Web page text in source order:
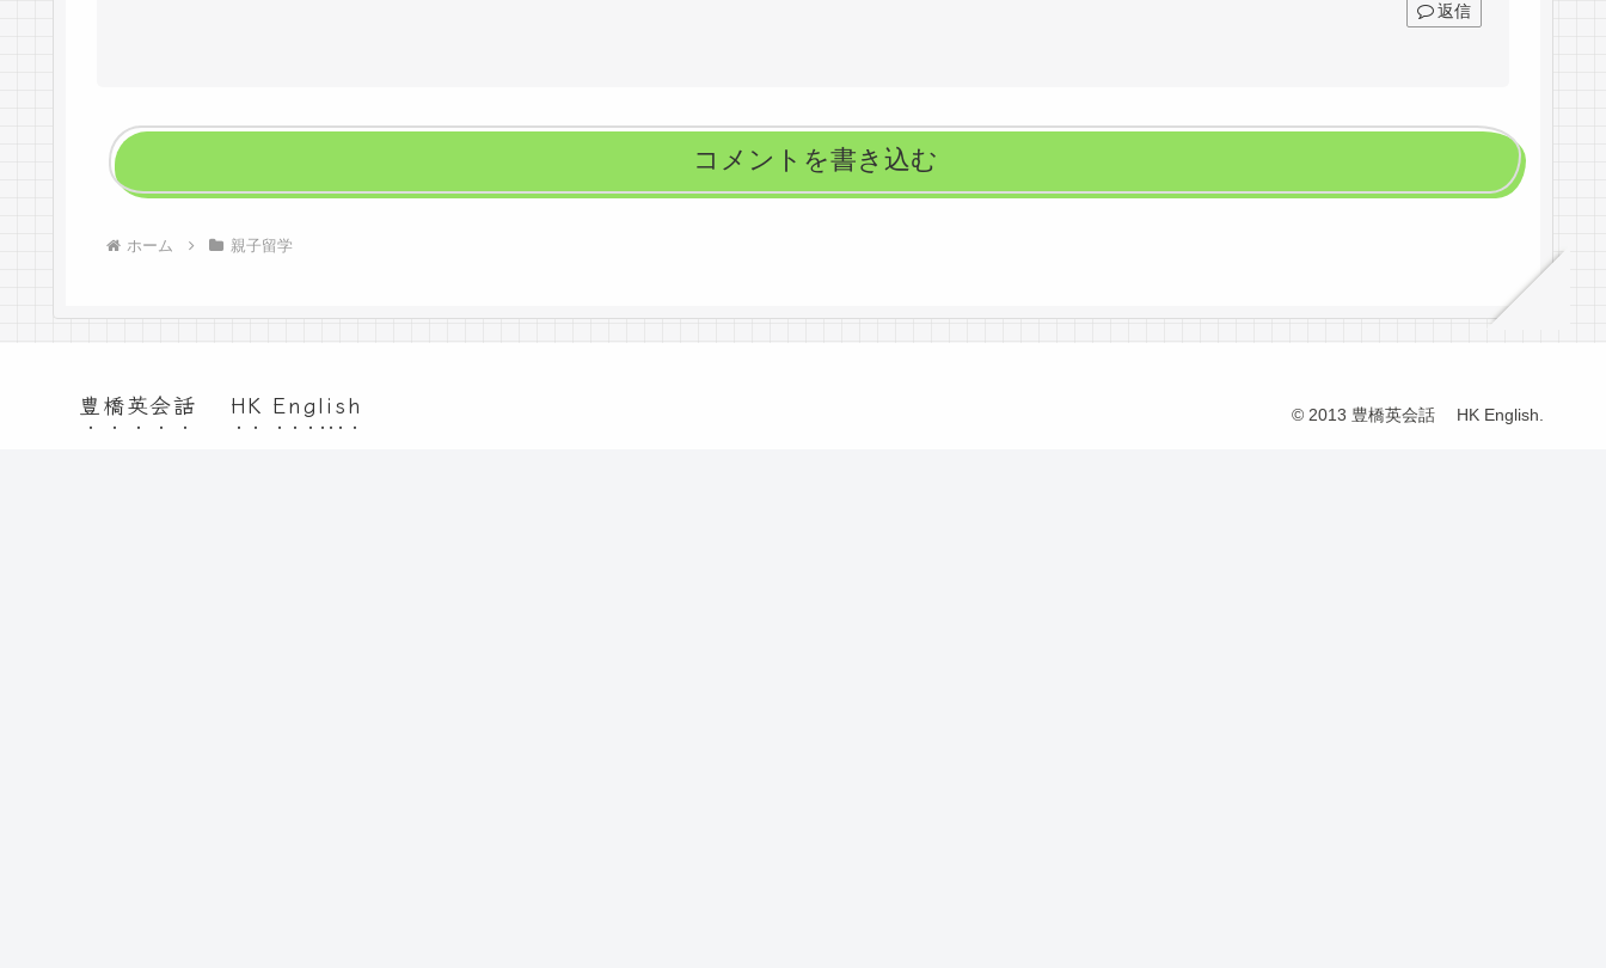
返信
コメントを書き込む
ホーム 親子留学
豊橋英会話 HK English © 2013 豊橋英会話 HK English.